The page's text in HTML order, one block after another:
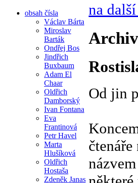
obsah čísla
Václav Bárta
Miroslav
Barták
Ondřej Bos
Jindřich
Buxbaum
Adam El
Chaar
Oldřich
Damborský
Ivan Fontana
Eva
Frantinová
Petr Havel
Marta
Hlušíková
Oldřich
Hostaša
Zdeněk Janas
na
Od jin